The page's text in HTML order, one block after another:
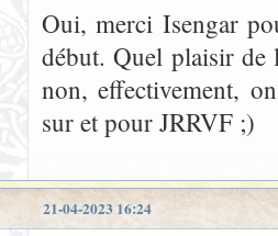
Oui, merci Isengar
début. Quel plaisir de
non, effectivement,
sur et pour JRRVF ;)
21-04-2023 16:24